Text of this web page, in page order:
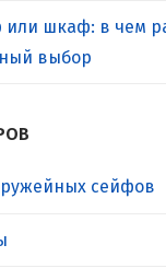
шкаф: в чем
выбор
сейфов